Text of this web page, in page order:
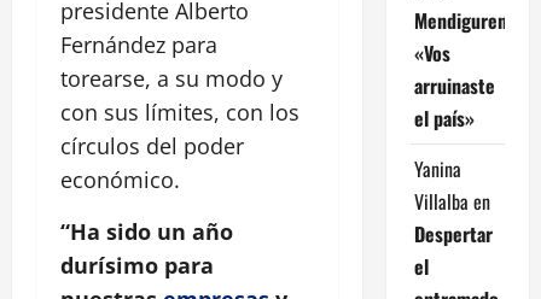
presidente Alberto
Fernández para
torearse, a su modo y
con sus límites, con los
círculos del poder
económico.
“Ha sido un año
durísimo para
Mendiguren:
«Vos
arruinaste
el país»
Yanina
Villalba en
Despertar
el